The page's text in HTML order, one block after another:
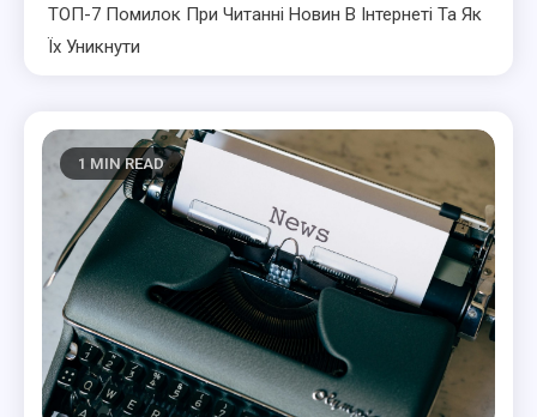
ТОП-7 Помилок При Читанні Новин В Інтернеті Та Як
Їх Уникнути
1 MIN READ